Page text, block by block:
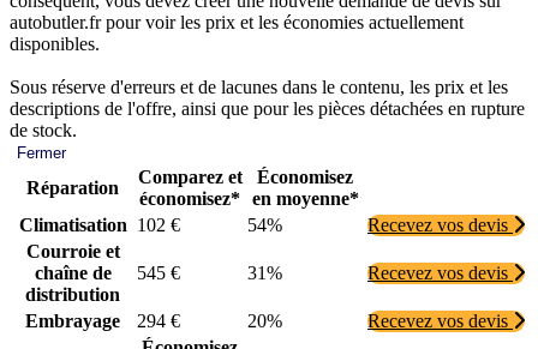
autobutler.fr pour voir les prix et les économies actuellement
disponibles.
Sous réserve d'erreurs et de lacunes dans le contenu, les prix et les
descriptions de l'offre, ainsi que pour les pièces détachées en rupture
de stock.
Fermer
Réparation
Comparez et
économisez*
Économisez
en moyenne*
Climatisation 102 € 54%
Recevez vos devis
Courroie et
chaîne de
distribution
545 € 31% Recevez vos devis
Embrayage 294 € 20% Recevez vos devis